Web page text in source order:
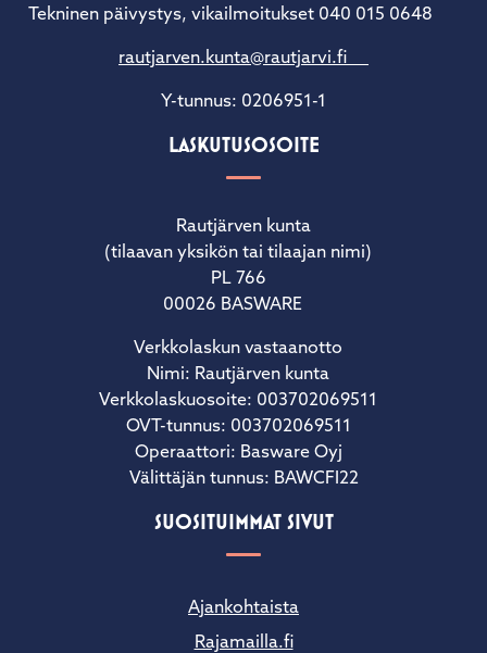
Tekninen päivystys, vikailmoitukset 040 015 0648
rautjarven.kunta@rautjarvi.fi
Y-tunnus: 0206951-1
LASKUTUSOSOITE
Rautjärven kunta
(tilaavan yksikön tai tilaajan nimi)
PL 766
00026 BASWARE
Verkkolaskun vastaanotto
Nimi: Rautjärven kunta
Verkkolaskuosoite: 003702069511
OVT-tunnus: 003702069511
Operaattori: Basware Oyj
Välittäjän tunnus: BAWCFI22
SUOSITUIMMAT SIVUT
Ajankohtaista
Rajamailla.fi